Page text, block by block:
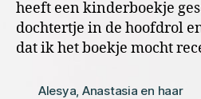
heeft een kinderboekje
dochtertje in de hoofdrol
dat ik het boekje mocht
Alesya Anastasia en haar